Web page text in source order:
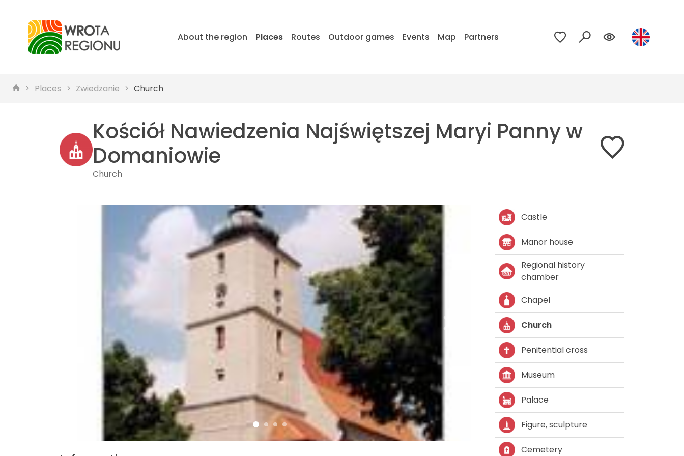
About the region Places Routes Outdoor games Events Map Partners
Places Zwiedzanie Church
Kościół Nawiedzenia Najświętszej Maryi Panny w
Domaniowie
Church
Castle
Manor house
Regional history
chamber
Chapel
Church
Penitential cross
Museum
Palace
Figure, sculpture
Cemetery